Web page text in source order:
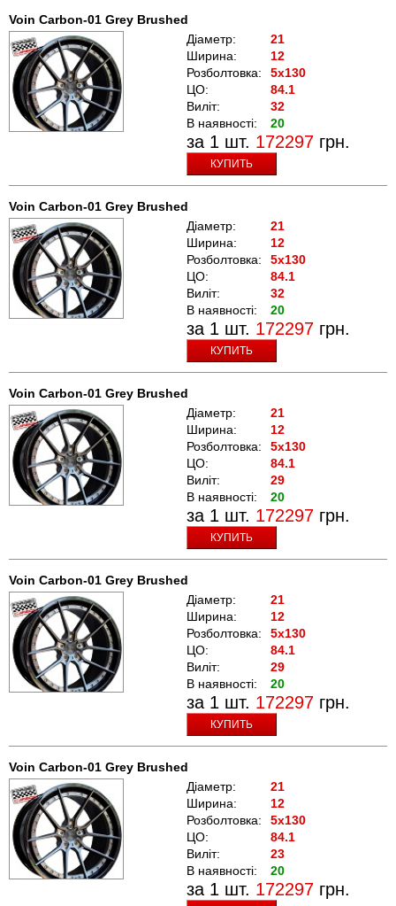
Voin Carbon-01 Grey Brushed
Діаметр:
21
Ширина:
12
Розболтовка:
5x130
ЦО:
84.1
Виліт:
32
В наявності:
20
за 1 шт. 172297 грн.
КУПИТЬ
Voin Carbon-01 Grey Brushed
Діаметр:
21
Ширина:
12
Розболтовка:
5x130
ЦО:
84.1
Виліт:
32
В наявності:
20
за 1 шт. 172297 грн.
КУПИТЬ
Voin Carbon-01 Grey Brushed
Діаметр:
21
Ширина:
12
Розболтовка:
5x130
ЦО:
84.1
Виліт:
29
В наявності:
20
за 1 шт. 172297 грн.
КУПИТЬ
Voin Carbon-01 Grey Brushed
Діаметр:
21
Ширина:
12
Розболтовка:
5x130
ЦО:
84.1
Виліт:
29
В наявності:
20
за 1 шт. 172297 грн.
КУПИТЬ
Voin Carbon-01 Grey Brushed
Діаметр:
21
Ширина:
12
Розболтовка:
5x130
ЦО:
84.1
Виліт:
23
В наявності:
20
за 1 шт. 172297 грн.